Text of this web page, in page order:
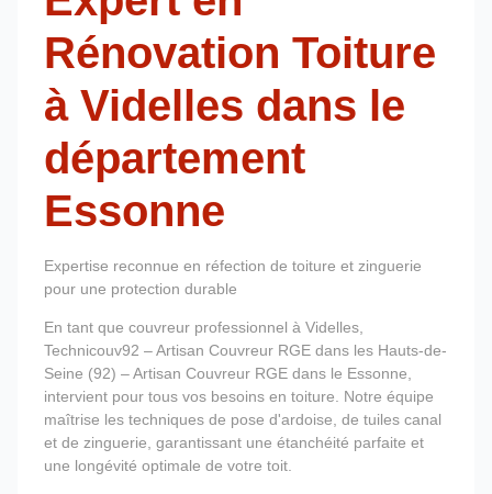
Rénovation Toiture
à Videlles dans le
département
Essonne
Expertise reconnue en réfection de toiture et zinguerie
pour une protection durable
En tant que couvreur professionnel à Videlles,
Technicouv92 – Artisan Couvreur RGE dans les Hauts-de-
Seine (92) – Artisan Couvreur RGE dans le Essonne,
intervient pour tous vos besoins en toiture. Notre équipe
maîtrise les techniques de pose d'ardoise, de tuiles canal
et de zinguerie, garantissant une étanchéité parfaite et
une longévité optimale de votre toit.